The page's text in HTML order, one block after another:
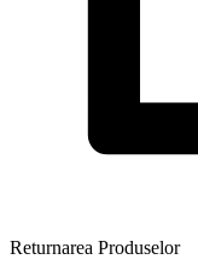
Returnarea Produselor